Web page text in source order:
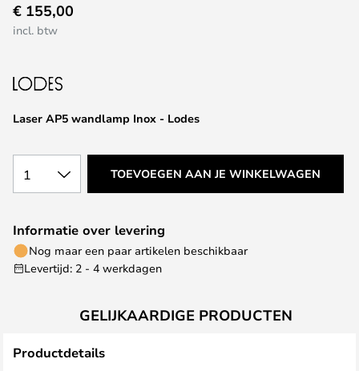
naar
het
van
afbeeldingen-
Laser AP5 wandlamp Inox - Lodes
€ 155,00
incl. btw
1 TOEVOEGEN AAN JE WINKELWAGEN
Informatie over levering
Nog maar een paar artikelen beschikbaar
Levertijd: 2 - 4 werkdagen
GELIJKAARDIGE PRODUCTEN
Productdetails